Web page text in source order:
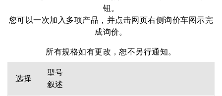
钮。
您可以一次加入多项产品，并点击网页右侧询价车图示完
成询价。
所有規格如有更改，恕不另行通知。
选择
型号
叙述